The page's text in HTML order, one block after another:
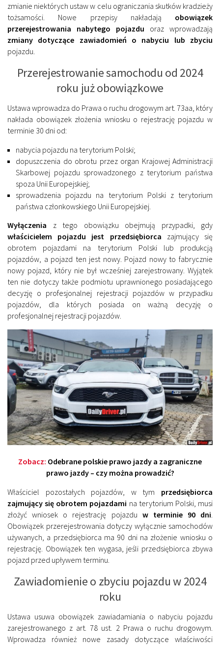
zmianie niektórych ustaw w celu ograniczania skutków kradzieży
tożsamości. Nowe przepisy nakładają obowiązek
przerejestrowania nabytego pojazdu oraz wprowadzają
zmiany dotyczące zawiadomień o nabyciu lub zbyciu
pojazdu.
Przerejestrowanie samochodu od 2024
roku już obowiązkowe
Ustawa wprowadza do Prawa o ruchu drogowym art. 73aa, który
nakłada obowiązek złożenia wniosku o rejestrację pojazdu w
terminie 30 dni od:
nabycia pojazdu na terytorium Polski;
dopuszczenia do obrotu przez organ Krajowej Administracji
Skarbowej pojazdu sprowadzonego z terytorium państwa
spoza Unii Europejskiej;
sprowadzenia pojazdu na terytorium Polski z terytorium
państwa członkowskiego Unii Europejskiej.
Wyłączenia z tego obowiązku obejmują przypadki, gdy
właścicielem pojazdu jest przedsiębiorca zajmujący się
obrotem pojazdami na terytorium Polski lub produkcją
pojazdów, a pojazd ten jest nowy. Pojazd nowy to fabrycznie
nowy pojazd, który nie był wcześniej zarejestrowany. Wyjątek
ten nie dotyczy także podmiotu uprawnionego posiadającego
decyzję o profesjonalnej rejestracji pojazdów w przypadku
pojazdów, dla których posiada on ważną decyzję o
profesjonalnej rejestracji pojazdów.
Zobacz: Odebrane polskie prawo jazdy a zagraniczne
prawo jazdy – czy można prowadzić?
Właściciel pozostałych pojazdów, w tym przedsiębiorca
zajmujący się obrotem pojazdami na terytorium Polski, musi
złożyć wniosek o rejestrację pojazdu w terminie 90 dni.
Obowiązek przerejestrowania dotyczy wyłącznie samochodów
używanych, a przedsiębiorca ma 90 dni na złożenie wniosku o
rejestrację. Obowiązek ten wygasa, jeśli przedsiębiorca zbywa
pojazd przed upływem terminu.
Zawiadomienie o zbyciu pojazdu w 2024
roku
Ustawa usuwa obowiązek zawiadamiania o nabyciu pojazdu
zarejestrowanego z art. 78 ust. 2 Prawa o ruchu drogowym.
Wprowadza również nowe zasady dotyczące właściwości